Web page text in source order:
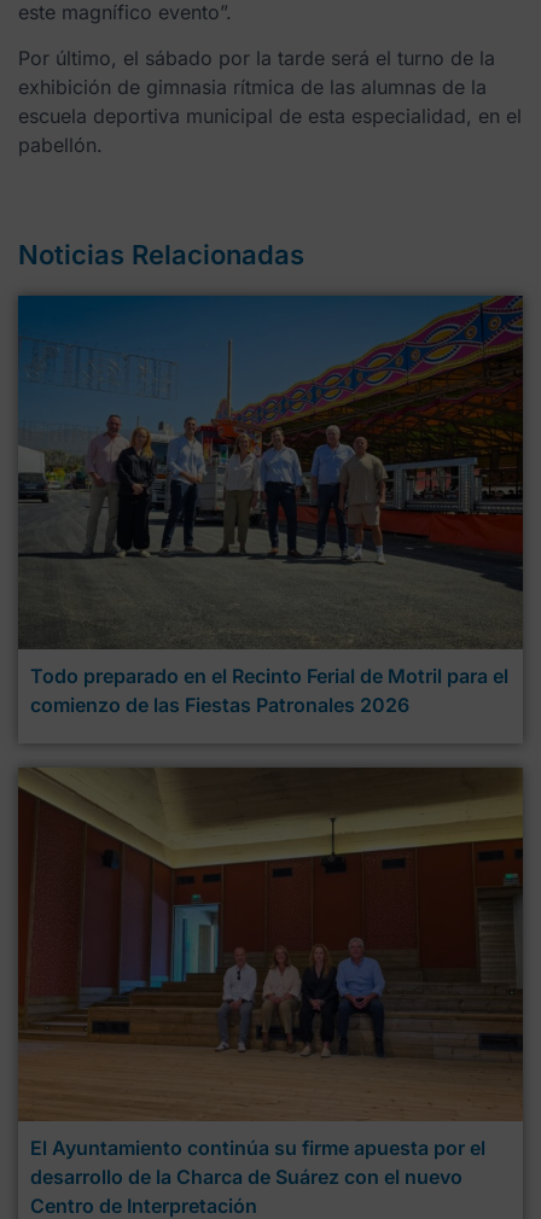
este magnífico evento”.
Por último, el sábado por la tarde será el turno de la
exhibición de gimnasia rítmica de las alumnas de la
escuela deportiva municipal de esta especialidad, en el
pabellón.
Noticias Relacionadas
Todo preparado en el Recinto Ferial de Motril para el
comienzo de las Fiestas Patronales 2026
El Ayuntamiento continúa su firme apuesta por el
desarrollo de la Charca de Suárez con el nuevo
Centro de Interpretación